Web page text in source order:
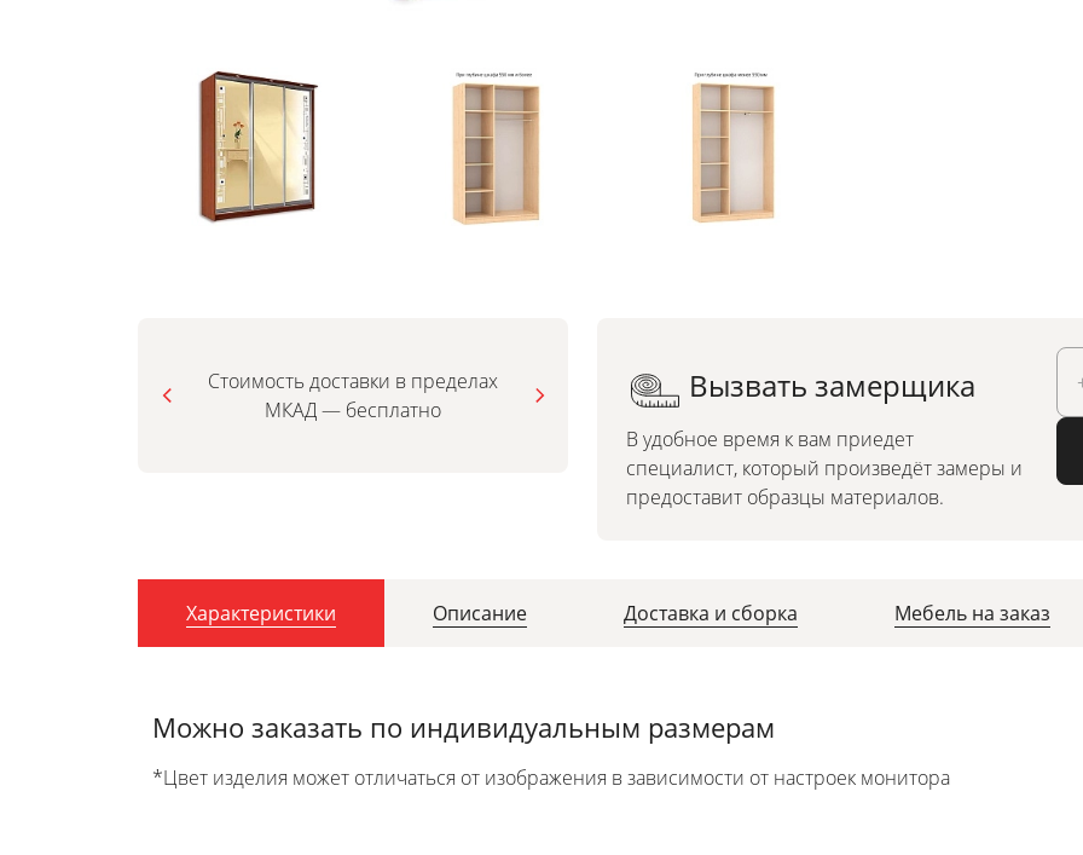
Стоимость доставки в пределах
МКАД — бесплатно
Можно заказать по
индивидуальным размерам
Вызвать замерщика
В удобное время к вам приедет
специалист, который произведёт замеры и
предоставит образцы материалов.
Характеристики Описание Доставка и сборка Мебель на заказ
Можно заказать по индивидуальным размерам
*Цвет изделия может отличаться от изображения в зависимости от настроек монитора